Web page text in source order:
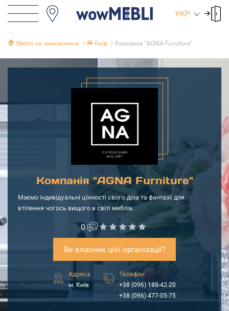
УКР
🏠 Меблі на замовлення 🌇 Київ Компанія "AGNA Furniture"
Компанія "AGNA Furniture"
Маємо індивідуальні цінності свого діла та фантазії для
втілення чогось вищого в світі меблів.
0
Ви власник цієї організації?
Адреса
м. Київ
Телефон
+38 (096) 188-42-20
+38 (096) 477-05-75